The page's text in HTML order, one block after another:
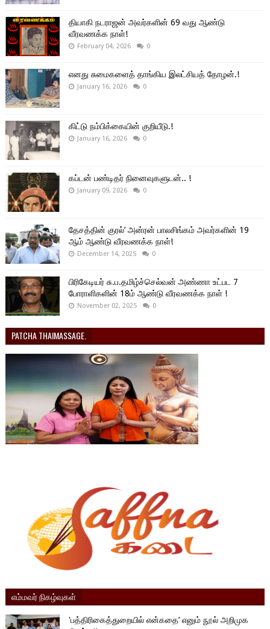
தியாகி நடராஜன் அவர்களின் 69 வது ஆண்டு
வீரவணக்க நாள்!
February 04, 2026 0
எனது சுமைகளைத் தாங்கிய இலட்சியத் தோழன்.!
January 16, 2026 0
கிட்டு நம்பிக்கையின் குறியீடு.!
January 16, 2026 0
கப்டன் பண்டிதர் நினைவுகளுடன்.. !
January 09, 2026 0
தேசத்தின் குரல்’ அன்ரன் பாலசிங்கம் அவர்களின் 19
ஆம் ஆண்டு வீரவணக்க நாள்!
December 14, 2025 0
பிரிகேடியர் சு.ப.தமிழ்ச்செல்வன் அண்ணா உட்பட 7
போராளிகளின் 18ம் ஆண்டு வீரவணக்க நாள் !
November 02, 2025 0
PATCHA THAIMASSAGE.
எம்மவர் நிகழ்வுகள்
'பத்திரிகைத்துறையில் என்கதை’ எனும் நூல் அறிமுக